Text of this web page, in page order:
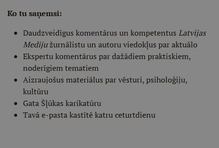
Ko tu saņemsi:
Daudzveidīgus komentārus un kompetentus Latvijas
Medijužurnālistu un autoru viedokļus par aktuālo
Ekspertu komentārus par dažādiem praktiskiem,
noderīgiem tematiem
Aizraujošus materiālus par vēsturi, psiholoģiju,
kultūru
Gata Šļūkas karikatūru
Tavā e-pasta kastītē katru ceturtdienu